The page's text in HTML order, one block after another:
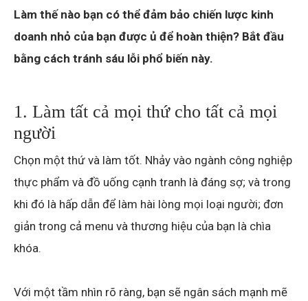
Làm thế nào bạn có thể đảm bảo chiến lược kinh
doanh nhỏ của bạn được ủ để hoàn thiện? Bắt đầu
bằng cách tránh sáu lỗi phổ biến này.
1. Làm tất cả mọi thứ cho tất cả mọi
người
Chọn một thứ và làm tốt. Nhảy vào ngành công nghiệp
thực phẩm và đồ uống cạnh tranh là đáng sợ; và trong
khi đó là hấp dẫn để làm hài lòng mọi loại người; đơn
giản trong cả menu và thương hiệu của bạn là chìa
khóa.
Với một tầm nhìn rõ ràng, bạn sẽ ngân sách mạnh mẽ